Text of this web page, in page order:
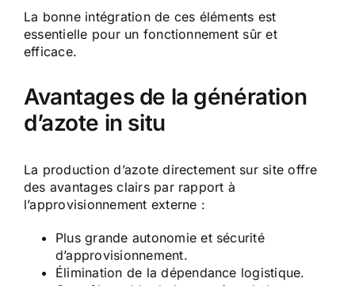
La bonne intégration de ces éléments est
essentielle pour un fonctionnement sûr et
efficace.
Avantages de la génération
d’azote in situ
La production d’azote directement sur site offre
des avantages clairs par rapport à
l’approvisionnement externe :
Plus grande autonomie et sécurité
d’approvisionnement.
Élimination de la dépendance logistique.